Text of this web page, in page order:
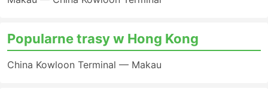
Popularne trasy w Hong Kong
China Kowloon Terminal — Makau